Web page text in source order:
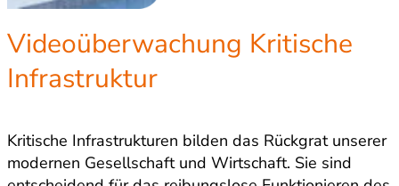
Videoüberwachung Kritische
Infrastruktur
Kritische Infrastrukturen bilden das Rückgrat unserer
modernen Gesellschaft und Wirtschaft. Sie sind